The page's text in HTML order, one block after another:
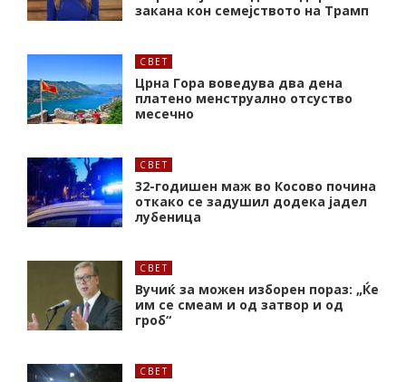
закана кон семејството на Трамп
СВЕТ
Црна Гора воведува два дена
платено менструално отсуство
месечно
СВЕТ
32-годишен маж во Косово почина
откако се задушил додека јадел
лубеница
СВЕТ
Вучиќ за можен изборен пораз: „Ќе
им се смеам и од затвор и од
гроб“
СВЕТ